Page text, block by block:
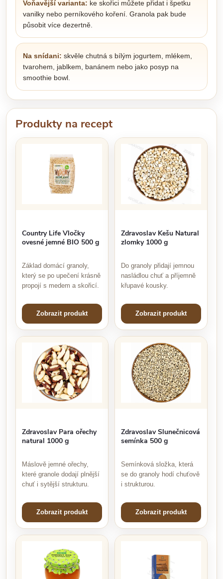
Voňavější varianta: ke skořici můžete přidat i špetku
vanilky nebo perníkového koření. Granola pak bude
působit více dezertně.
Na snídani: skvěle chutná s bílým jogurtem, mlékem,
tvarohem, jablkem, banánem nebo jako posyp na
smoothie bowl.
Produkty na recept
Country Life Vločky
ovesné jemné BIO 500 g
Základ domácí granoly,
který se po upečení krásně
propojí s medem a skořicí.
Zobrazit produkt
Zdravoslav Kešu Natural
zlomky 1000 g
Do granoly přidají jemnou
nasládlou chuť a příjemně
křupavé kousky.
Zobrazit produkt
Zdravoslav Para ořechy
natural 1000 g
Máslově jemné ořechy,
které granole dodají plnější
chuť i sytější strukturu.
Zobrazit produkt
Zdravoslav Slunečnicová
semínka 500 g
Semínková složka, která
se do granoly hodí chuťově
i strukturou.
Zobrazit produkt